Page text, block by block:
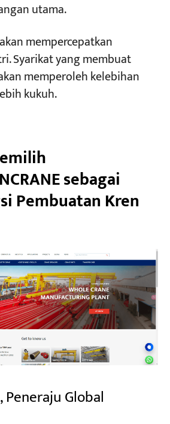
utama.
mempercepatkan
Syarikat yang membuat
memperoleh kelebihan
kukuh.
sebagai
Pembuatan Kren
Global